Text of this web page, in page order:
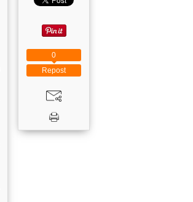
Repost
0